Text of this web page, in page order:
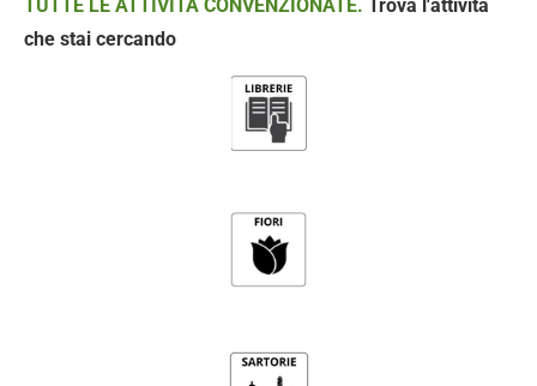
TUTTE LE ATTIVITÀ CONVENZIONATE.
Trova l'attività
che stai cercando